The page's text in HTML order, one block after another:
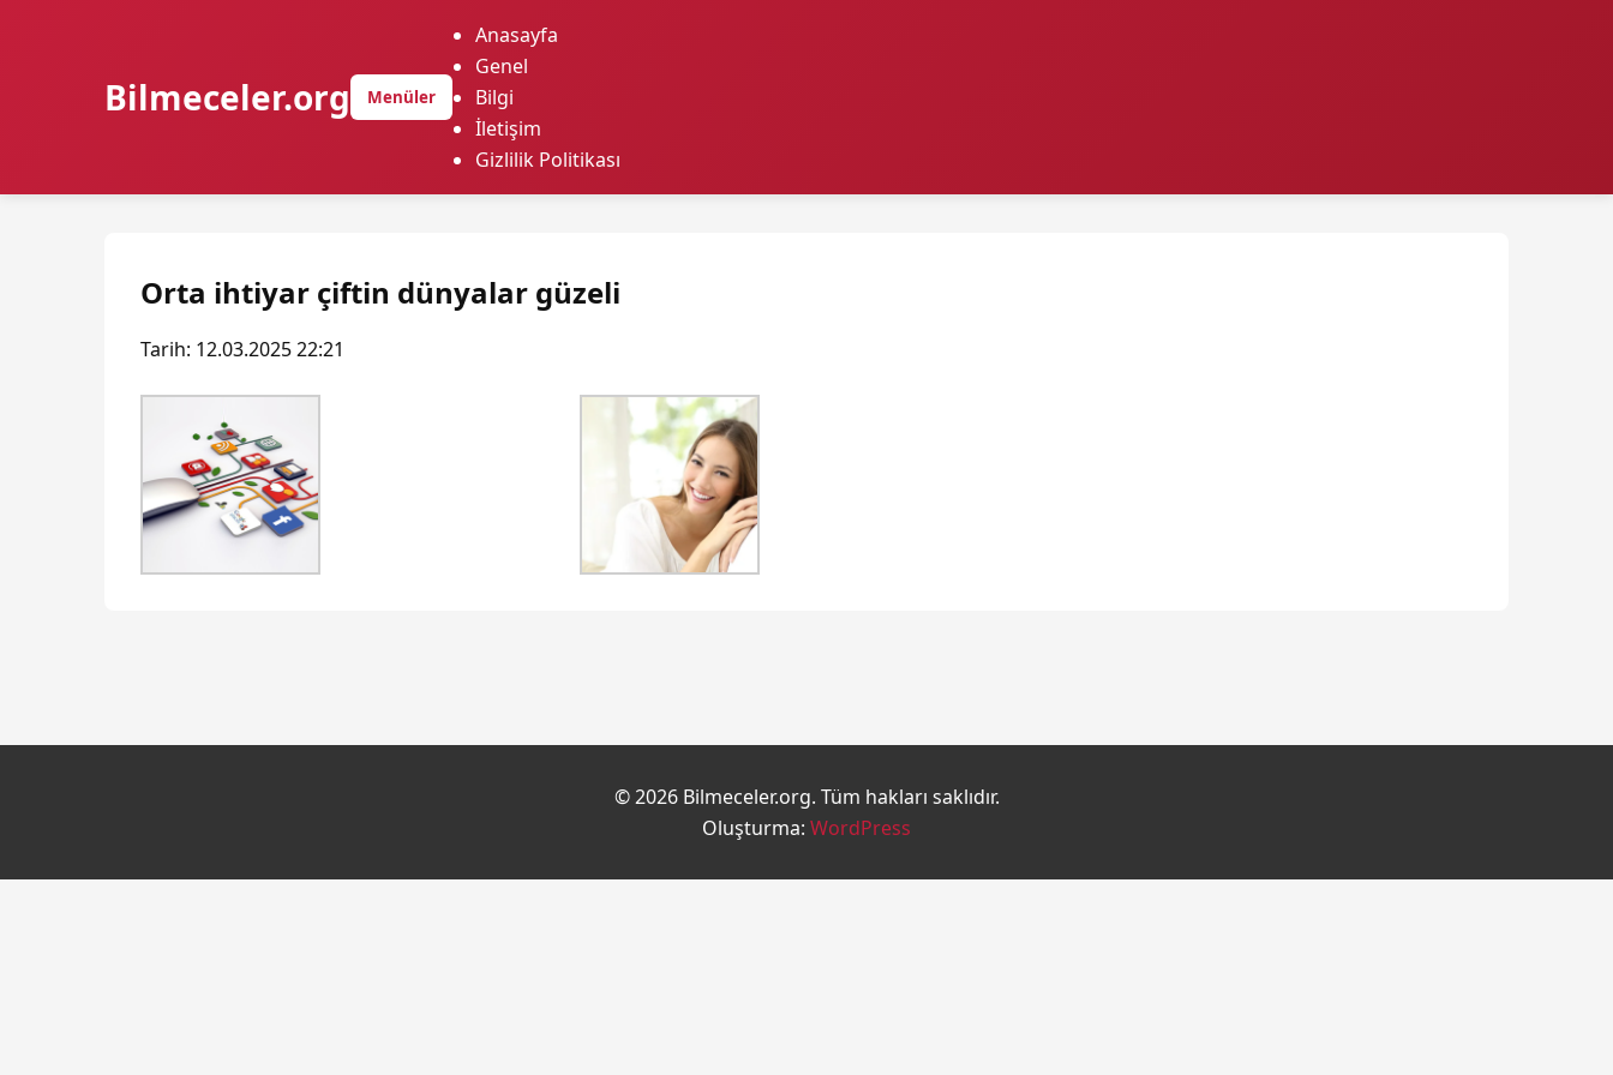
Bilmeceler.org Menüler
Anasayfa
Genel
Bilgi
İletişim
Gizlilik Politikası
Orta ihtiyar çiftin dünyalar güzeli
Tarih: 12.03.2025 22:21
© 2026 Bilmeceler.org. Tüm hakları saklıdır.
Oluşturma: WordPress